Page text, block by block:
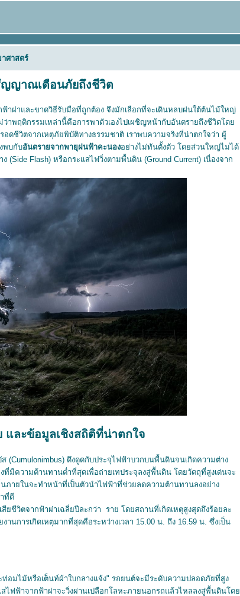
ศาสตร์
ญญาณเตือนภัยถึงชีวิต
ผ่าและขาดวิธีรับมือที่ถูกต้อง จึงมักเลือกที่จะเดินหลบฝนใต้ต้นไม้ใหญ่
าพฤติกรรมเหล่านี้คือการพาตัวเองไปเผชิญหน้ากับอันตรายถึงชีวิตโด
ชีวิตจากเหตุภัยพิบัติทางธรรมชาติ เราพบความจริงที่น่าตกใจว่า ผู้
พบกับอันตรายจากพายุฝนฟ้าคะนองอย่างไม่ทันตั้งตัว โดยส่วนใหญ่ไม่ได้
Flash) หรือกระแสไฟวิ่งตามพื้นดิน (Ground Current) เนื่องจาก
และข้อมูลเชิงสถิติที่น่าตกใจ
ดึงดูดกับประจุไฟฟ้าบวกบนพื้นดินจนเกิดความต่าง
มีความต้านทานต่ำที่สุดเพื่อถ่ายเทประจุลงสู่พื้นดิน โดยวัตถุที่สูงเด่นจะ
ภายในจะทำหน้าที่เป็นตัวนำไฟฟ้าที่ช่วยลดความต้านทานลงอย่าง
ที่ดี
ชีวิตจากฟ้าผ่าเฉลี่ยปีละกว่า ราย โดยสถานที่เกิดเหตุสูงสุดถึงร้อยละ
นการเกิดเหตุมากที่สุดคือระหว่างเวลา 15.00 น. ถึง 16.59 น. ซึ่งเป็น
ท่อมไม้หรือเต็นท์ผ้าใบกลางแจ้ง" รถยนต์จะมีระดับความปลอดภัยที่สูง
สไฟฟ้าจากฟ้าผ่าจะวิ่งผ่านเปลือกโลหะภายนอกรถแล้วไหลลงสู่พื้นดินโด